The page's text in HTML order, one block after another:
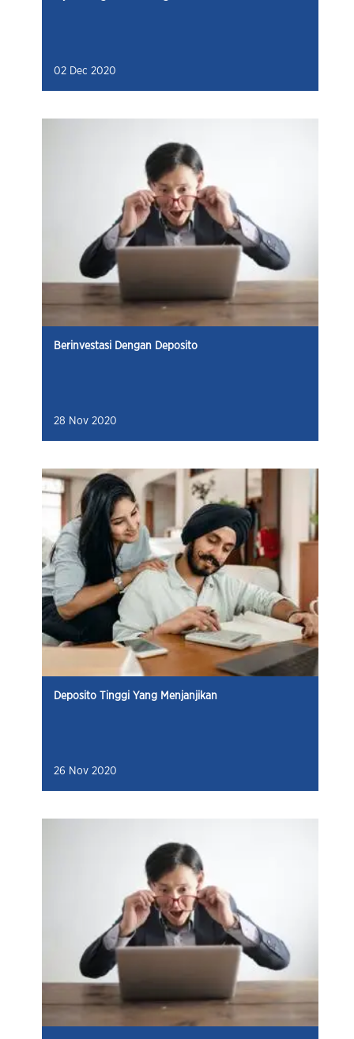
02 Dec 2020
Berinvestasi Dengan Deposito
28 Nov 2020
Deposito Tinggi Yang Menjanjikan
26 Nov 2020